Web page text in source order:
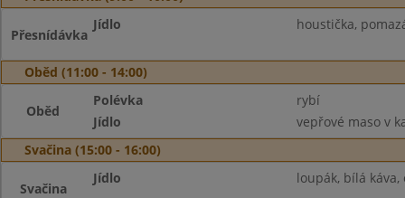
Přesnídávka
Jídlo houstička,
Oběd (11:00 - 14:00)
Oběd
Polévka
rybí
Jídlo
vepřové maso v
Svačina (15:00 - 16:00)
Svačina
Jídlo loupák, bílá káva,